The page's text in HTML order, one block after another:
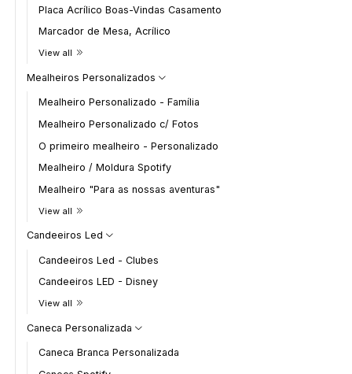
Placa Acrílico Boas-Vindas Casamento
Marcador de Mesa, Acrílico
View all
Mealheiros Personalizados
Mealheiro Personalizado - Família
Mealheiro Personalizado c/ Fotos
O primeiro mealheiro - Personalizado
Mealheiro / Moldura Spotify
Mealheiro "Para as nossas aventuras"
View all
Candeeiros Led
Candeeiros Led - Clubes
Candeeiros LED - Disney
View all
Caneca Personalizada
Caneca Branca Personalizada